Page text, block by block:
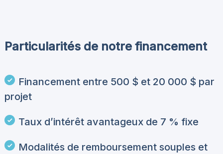
Particularités de notre financement
Financement entre 500 $ et 20 000 $ par
projet
Taux d’intérêt avantageux de 7 % fixe
Modalités de remboursement souples et